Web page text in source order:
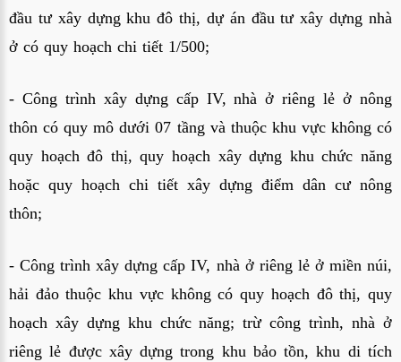
đầu tư xây dựng khu đô thị, dự án đầu tư xây dựng nhà
ở có quy hoạch chi tiết 1/500;
- Công trình xây dựng cấp IV, nhà ở riêng lẻ ở nông
thôn có quy mô dưới 07 tầng và thuộc khu vực không có
quy hoạch đô thị, quy hoạch xây dựng khu chức năng
hoặc quy hoạch chi tiết xây dựng điểm dân cư nông
thôn;
- Công trình xây dựng cấp IV, nhà ở riêng lẻ ở miền núi,
hải đảo thuộc khu vực không có quy hoạch đô thị, quy
hoạch xây dựng khu chức năng; trừ công trình, nhà ở
riêng lẻ được xây dựng trong khu bảo tồn, khu di tích